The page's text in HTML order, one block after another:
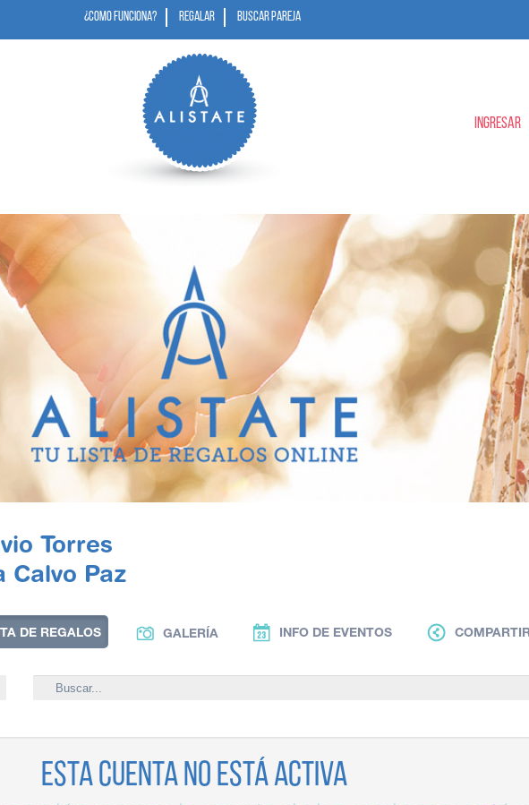
¿COMO FUNCIONA? REGALAR BUSCAR PAREJA
INGRESAR
Torres
Calvo Paz
DE REGALOS GALERÍA INFO DE EVENTOS
Esta cuenta no está activa